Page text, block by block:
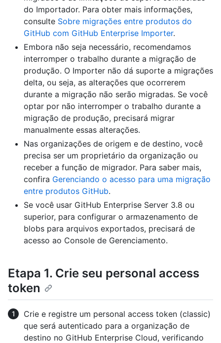
do Importador. Para obter mais informações,
consulte Sobre migrações entre produtos do
GitHub com GitHub Enterprise Importer.
Embora não seja necessário, recomendamos
interromper o trabalho durante a migração de
produção. O Importer não dá suporte a migrações
delta, ou seja, as alterações que ocorrerem
durante a migração não serão migradas. Se você
optar por não interromper o trabalho durante a
migração de produção, precisará migrar
manualmente essas alterações.
Nas organizações de origem e de destino, você
precisa ser um proprietário da organização ou
receber a função de migrador. Para saber mais,
confira Gerenciando o acesso para uma migração
entre produtos GitHub.
Se você usar GitHub Enterprise Server 3.8 ou
superior, para configurar o armazenamento de
blobs para arquivos exportados, precisará de
acesso ao Console de Gerenciamento.
Etapa 1. Crie seu personal access
token
Crie e registre um personal access token (classic)
que será autenticado para a organização de
destino no GitHub Enterprise Cloud, verificando